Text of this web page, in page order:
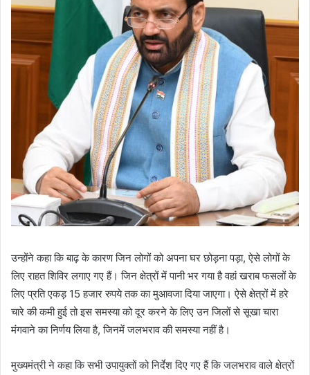
उन्होंने कहा कि बाढ़ के कारण जिन लोगों को अपना घर छोड़ना पड़ा, ऐसे लोगों के
लिए राहत शिविर लगाए गए हैं। जिन क्षेत्रों में पानी भर गया है वहां खराब फसलों के
लिए प्रति एकड़ 15 हजार रुपये तक का मुआवजा दिया जाएगा। ऐसे क्षेत्रों में हरे
चारे की कमी हुई तो इस समस्या को दूर करने के लिए उन जिलों से सूखा चारा
मंगवाने का निर्णय लिया है, जिनमें जलभराव की समस्या नहीं है।
मुख्यमंत्री ने कहा कि सभी उपायुक्तों को निर्देश दिए गए हैं कि जलभराव वाले क्षेत्रों